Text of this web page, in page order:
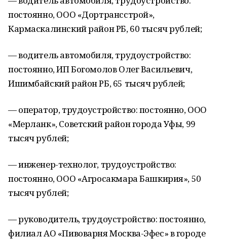
постоянно, ООО «Дортрансстрой»,
Кармаскалинский район РБ, 60 тысяч рублей;
— водитель автомобиля, трудоустройство:
постоянно, ИП Богомолов Олег Васильевич,
Ишимбайский район РБ, 65 тысяч рублей;
— оператор, трудоустройство: постоянно, ООО
«Мерланк», Советский район города Уфы, 99
тысяч рублей;
— инженер-технолог, трудоустройство:
постоянно, ООО «Агросакмара Башкирия», 50
тысяч рублей;
— руководитель, трудоустройство: постоянно,
филиал АО «Пивоварня Москва-Эфес» в городе